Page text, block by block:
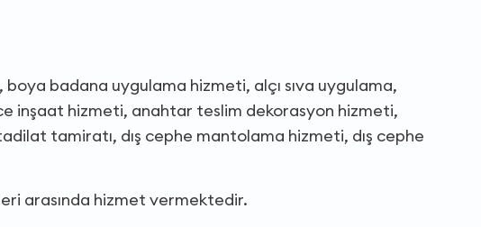
boya badana uygulama hizmeti, alçı sıva uygulama,
inşaat hizmeti, anahtar teslim dekorasyon hizmeti,
tamiratı, dış cephe mantolama hizmeti, dış cephe
arasında hizmet vermektedir.